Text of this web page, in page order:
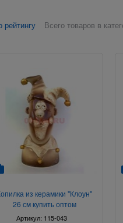
рейтингу Всего товаров в
из керамики "Клоун"
26 см купить оптом
Артикул: 115-043